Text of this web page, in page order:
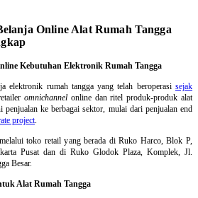
Online Alat Rumah Tangga
Kebutuhan Elektronik Rumah Tangga
elektronik rumah tanggayang telah beroperasisejak
omnichannel online dan ritel produk-produk alat
penjualan ke berbagai sektor, mulai dari penjualan end
project.
toko retail yang berada di Ruko Harco, Blok P,
Pusat dan di Ruko Glodok Plaza, Komplek, Jl.
Besar.
Alat Rumah Tangga